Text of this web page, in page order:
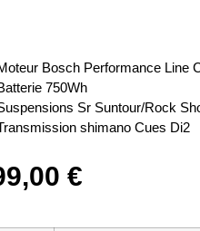
Bosch Performance Line
750Wh
Sr Suntour/Rock
shimano Cues Di2
€